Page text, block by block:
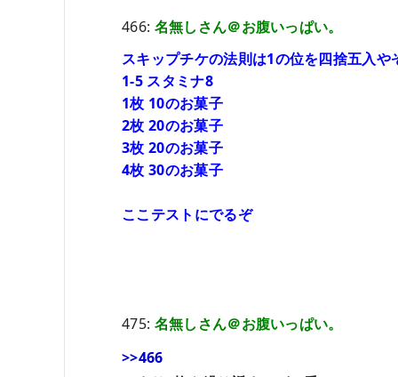
466: 名無しさん＠お腹いっぱい。
スキップチケの法則は1の位を四捨五入や
1-5 スタミナ8
1枚 10のお菓子
2枚 20のお菓子
3枚 20のお菓子
4枚 30のお菓子
ここテストにでるぞ
475: 名無しさん＠お腹いっぱい。
>>466